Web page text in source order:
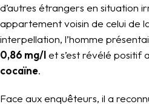
d’autres étrangers en situation
appartement voisin de celui de
interpellation, l’homme
0,86 mg/let s’est révélé positif
cocaïne.
Face aux enquêteurs, il a